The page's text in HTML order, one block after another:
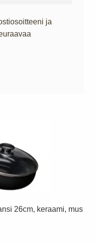
ja
26cm, keraami, mus